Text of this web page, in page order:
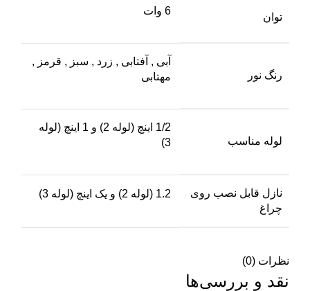
توان
6 وات
رنگ نور
آبی , آفتابی , زرد , سبز , قرمز ,
مهتابی
لوله مناسب
1/2 اینچ (لوله 2) و 1 اینچ (لوله
3)
نازل قابل نصب روی
چراغ
1.2 (لوله 2) و یک اینچ (لوله 3)
نظرات (0)
نقد و بررسی‌ها